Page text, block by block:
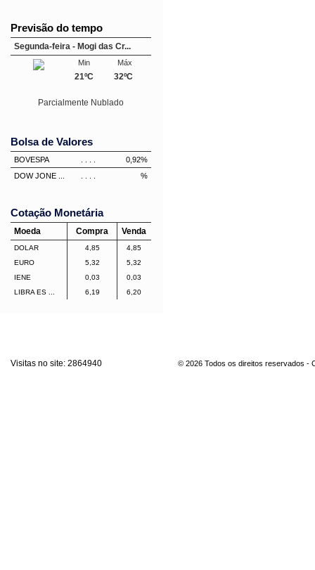
Previsão do tempo
Segunda-feira - Mogi das Cr...
Máx
32ºC
Min
21ºC
Parcialmente Nublado
Bolsa de Valores
BOVESPA 0,92%
DOW JONE ...
%
Cotação Monetária
Moeda Compra Venda
DOLAR 4,85
4,85
EURO
5,32
5,32
IENE
0,03
0,03
LIBRA ES ...
6,19 6,20
Visitas no site: 2864940 © 2026 Todos os direitos reservados -